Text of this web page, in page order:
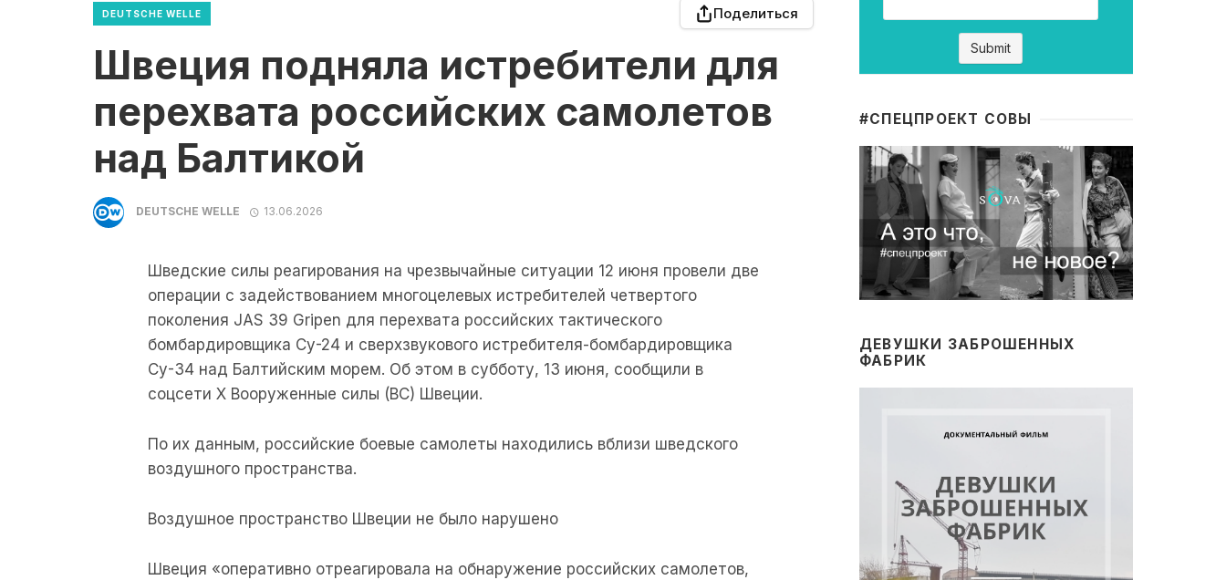
DEUTSCHE WELLE Поделиться
Швеция подняла истребители для
перехвата российских самолетов
над Балтикой
DEUTSCHE WELLE 13.06.2026
Шведские силы реагирования на чрезвычайные ситуации 12 июня провели две
операции с задействованием многоцелевых истребителей четвертого
поколения JAS 39 Gripen для перехвата российских тактического
бомбардировщика Су-24 и сверхзвукового истребителя-бомбардировщика
Су-34 над Балтийским морем. Об этом в субботу, 13 июня, сообщили в
соцсети X Вооруженные силы (ВС) Швеции.
По их данным, российские боевые самолеты находились вблизи шведского
воздушного пространства.
Воздушное пространство Швеции не было нарушено
Швеция «оперативно отреагировала на обнаружение российских самолетов,
#CПЕЦПРОЕКТ СОВЫ
ДЕВУШКИ ЗАБРОШЕННЫХ
ФАБРИК